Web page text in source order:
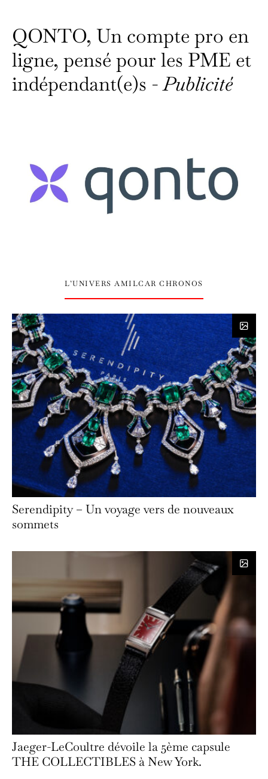
QONTO, Un compte pro en
ligne, pensé pour les PME et
indépendant(e)s -Publicité
L’UNIVERS AMILCAR CHRONOS
Serendipity – Un voyage vers de nouveaux
sommets
Jaeger-LeCoultre dévoile la 5ème capsule
THE COLLECTIBLES à New York.